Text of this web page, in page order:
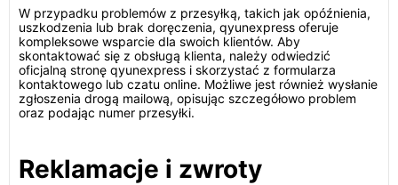
W przypadku problemów z przesyłką, takich jak opóźnienia,
uszkodzenia lub brak doręczenia, qyunexpress oferuje
kompleksowe wsparcie dla swoich klientów. Aby
skontaktować się z obsługą klienta, należy odwiedzić
oficjalną stronę qyunexpress i skorzystać z formularza
kontaktowego lub czatu online. Możliwe jest również wysłanie
zgłoszenia drogą mailową, opisując szczegółowo problem
oraz podając numer przesyłki.
Reklamacje i zwroty